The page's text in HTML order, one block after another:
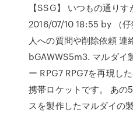
【SSG】 いつもの通り
2016/07/10 18:55 by （
人への質問や削除依頼 連
bGAWWS5m3. マルダイ
ー RPG7 RPG7を再現し
携帯ロケットです。 あ
スを製作したマルダイの